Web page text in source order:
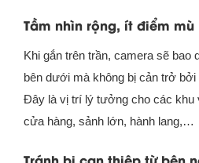
Tầm nhìn rộng, ít điểm mù
Khi gắn trên trần, camera sẽ bao
bên dưới mà không bị cản trở
Đây là vị trí lý tưởng cho các khu
cửa hàng, sảnh lớn, hành lang,…